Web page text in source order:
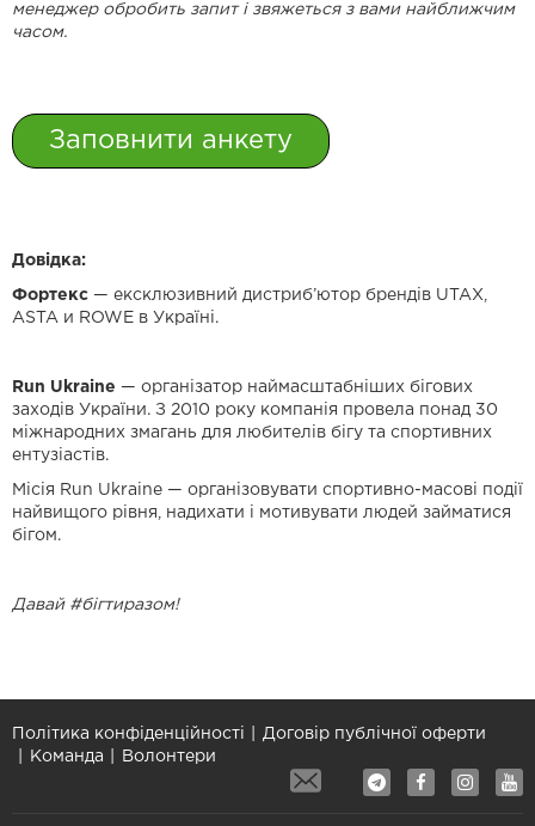
менеджер обробить запит і звяжеться з вами найближчим
часом.
Заповнити анкету
Довідка:
Фортекс — ексклюзивний дистриб’ютор брендів UTAX,
ASTA и ROWE в Україні.
Run Ukraine — організатор наймасштабніших бігових
заходів України. З 2010 року компанія провела понад 30
міжнародних змагань для любителів бігу та спортивних
ентузіастів.
Місія Run Ukraine — організовувати спортивно-масові події
найвищого рівня, надихати і мотивувати людей займатися
бігом.
Давай #бігтиразом!
Політика конфіденційності
Договір публічної оферти
Команда
Волонтери